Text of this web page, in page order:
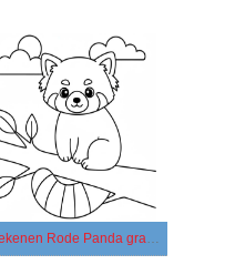
Tekenen Rode Panda gratis afdrukbaar